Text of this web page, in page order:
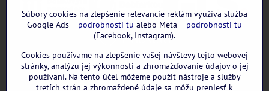
GOOGLE recenzie:
Súbory cookies na zlepšenie relevancie reklám využíva služba
Google Ads – podrobnosti tu alebo Meta – podrobnosti tu
(Facebook, Instagram).
Cookies používame na zlepšenie vašej návštevy tejto webovej
stránky, analýzu jej výkonnosti a zhromažďovanie údajov o jej
používaní. Na tento účel môžeme použiť nástroje a služby
tretích strán a zhromaždené údaje sa môžu preniesť k